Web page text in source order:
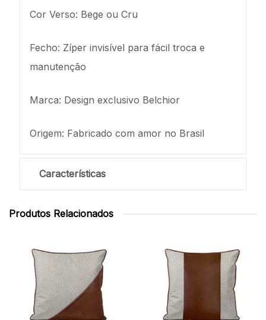
Cor Verso: Bege ou Cru
Fecho: Zíper invisível para fácil troca e
manutenção
Marca: Design exclusivo Belchior
Origem: Fabricado com amor no Brasil
Características
Produtos Relacionados